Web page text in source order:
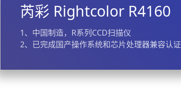
芮彩 Rightcolor R4160
1、中国制造，R系列CCD扫描仪
2、已完成国产操作系统和芯片处理器兼容认证